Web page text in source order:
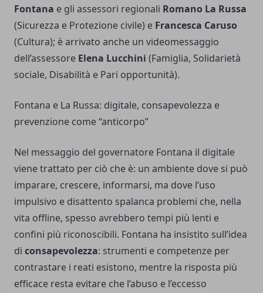
Fontana e gli assessori regionali Romano La Russa
(Sicurezza e Protezione civile) e Francesca Caruso
(Cultura); è arrivato anche un videomessaggio
dell’assessore Elena Lucchini (Famiglia, Solidarietà
sociale, Disabilità e Pari opportunità).
Fontana e La Russa: digitale, consapevolezza e
prevenzione come “anticorpo”
Nel messaggio del governatore Fontana il digitale
viene trattato per ciò che è: un ambiente dove si può
imparare, crescere, informarsi, ma dove l’uso
impulsivo e disattento spalanca problemi che, nella
vita offline, spesso avrebbero tempi più lenti e
confini più riconoscibili. Fontana ha insistito sull’idea
di consapevolezza: strumenti e competenze per
contrastare i reati esistono, mentre la risposta più
efficace resta evitare che l’abuso e l’eccesso